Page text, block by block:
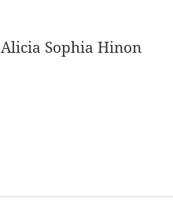
Alicia Sophia Hinon